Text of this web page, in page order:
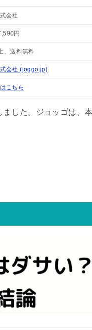
会社
円
、送料無料
会社 (joggo.jp)
こちら
した。ジョッゴは、